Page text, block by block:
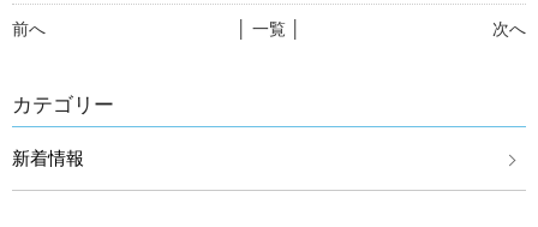
前へ 次へ
│ 一覧 │
カテゴリー
新着情報